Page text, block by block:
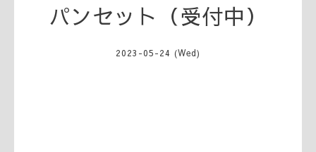
パンセット（受付中）
2023-05-24 (Wed)